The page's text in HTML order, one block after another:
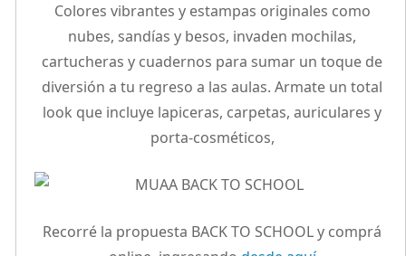
Colores vibrantes y estampas originales como
nubes, sandías y besos, invaden mochilas,
cartucheras y cuadernos para sumar un toque de
diversión a tu regreso a las aulas. Armate un total
look que incluye lapiceras, carpetas, auriculares y
porta-cosméticos,
Recorré la propuesta BACK TO SCHOOL y comprá